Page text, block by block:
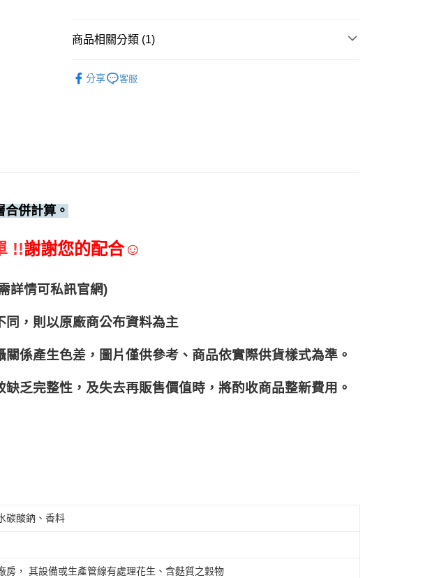
• 付款後全家取貨
• 付款後7-11取貨
商品相關分類 (1)
分享
客服
併計算。
!!謝謝您的配合☺
詳情可私訊官網)
，則以原廠商公布資料為主
係產生色差，圖片僅供參考、商品依實際供貨樣式為準。
乏完整性，及失去再販售價值時，將酌收商品整﻿新費用。
碳酸鈉、香料
房， 其設備或生產管線有處理花生、含麩質之穀物